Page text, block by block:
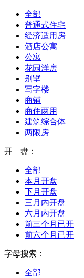
全部
普通式住宅
经济适用房
酒店公寓
公寓
花园洋房
别墅
写字楼
商铺
商住两用
建筑综合体
两限房
开 盘：
全部
本月开盘
下月开盘
三月内开盘
六月内开盘
前三个月已开
前六个月已开
字母搜索：
全部